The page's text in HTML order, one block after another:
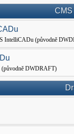
IntelliCADu (původně
(původně DWDRAFT)